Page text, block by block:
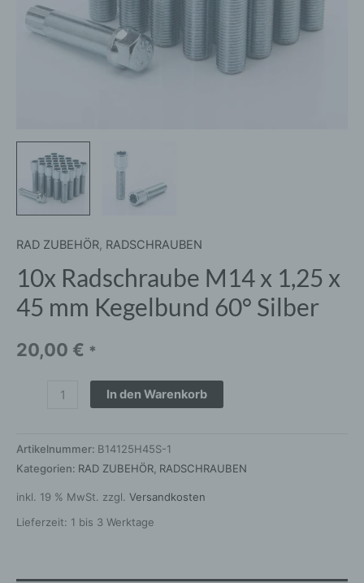
RAD ZUBEHÖR, RADSCHRAUBEN
10x Radschraube M14 x 1,25 x
45 mm Kegelbund 60° Silber
20,00 € *
60°
Silber
In den Warenkorb
Artikelnummer: B14125H45S-1
Kategorien: RAD ZUBEHÖR RADSCHRAUBEN
inkl. 19 % MwSt. zzgl. Versandkosten
Lieferzeit: 1 bis 3 Werktage